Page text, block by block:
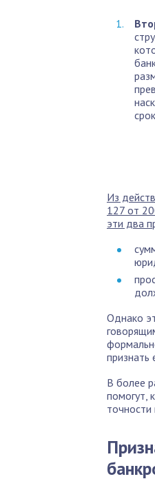
Из
127 от
эти два
Однако
признать
В более
помогут,
точности